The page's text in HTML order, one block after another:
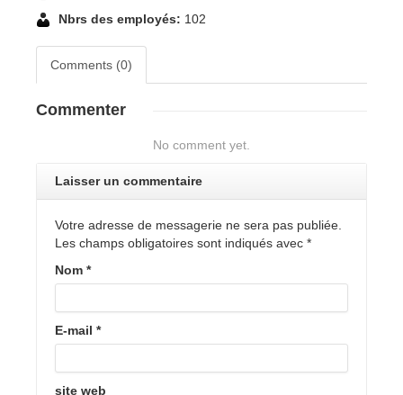
Nbrs des employés: 102
Comments (0)
Commenter
No comment yet.
Laisser un commentaire
Votre adresse de messagerie ne sera pas publiée.
Les champs obligatoires sont indiqués avec *
Nom *
E-mail *
site web